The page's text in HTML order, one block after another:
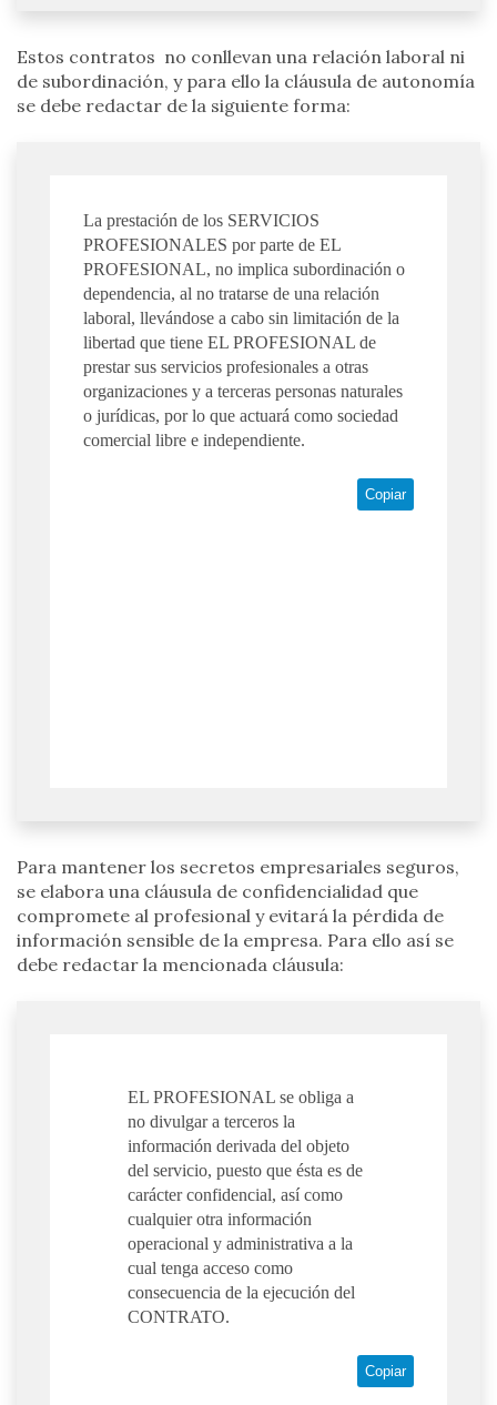
Estos contratos no conllevan una relación laboral ni
de subordinación, y para ello la cláusula de autonomía
se debe redactar de la siguiente forma:
La prestación de los SERVICIOS
PROFESIONALES por parte de EL
PROFESIONAL, no implica subordinación o
dependencia, al no tratarse de una relación
laboral, llevándose a cabo sin limitación de la
libertad que tiene EL PROFESIONAL de
prestar sus servicios profesionales a otras
organizaciones y a terceras personas naturales
o jurídicas, por lo que actuará como sociedad
comercial libre e independiente.
Copiar
Para mantener los secretos empresariales seguros,
se elabora una cláusula de confidencialidad que
compromete al profesional y evitará la pérdida de
información sensible de la empresa. Para ello así se
debe redactar la mencionada cláusula:
EL PROFESIONAL se obliga a
no divulgar a terceros la
información derivada del objeto
del servicio, puesto que ésta es de
carácter confidencial, así como
cualquier otra información
operacional y administrativa a la
cual tenga acceso como
consecuencia de la ejecución del
CONTRATO.
Copiar